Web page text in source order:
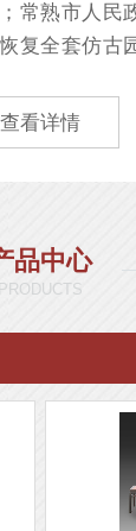
常熟市人民
复全套仿古
查看详情
品中心
PRODUCTS